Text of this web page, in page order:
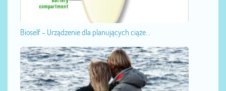
Bioself - Urządzenie dla planujących ciąże...